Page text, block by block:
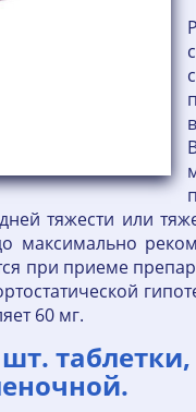
тяжести или
максимально
при приеме
60 мг.